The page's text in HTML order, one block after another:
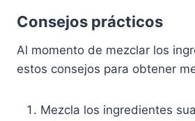
Consejos prácticos
Al momento de mezclar los
estos consejos para obtener
Mezcla los ingredientes